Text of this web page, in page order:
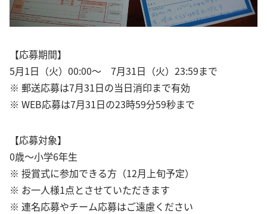
【応募期間】
5月1日（火）00:00〜 7月31日（火）23:59まで
※ 郵送応募は7月31日の当日消印まで有効
※ WEB応募は7月31日の23時59分59秒まで
【応募対象】
0歳〜小学6年生
※ 授賞式に参加できる方（12月上旬予定）
※ お一人様1点とさせていただきます
※ 連名応募やチーム応募はご遠慮ください